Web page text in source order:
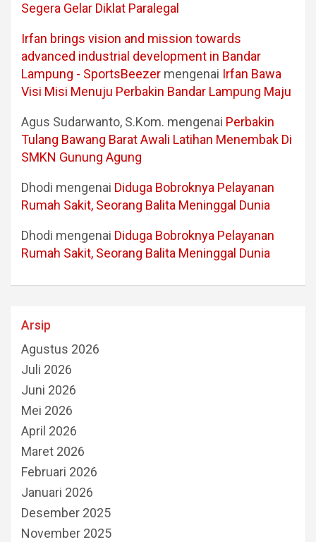
Segera Gelar Diklat Paralegal
Irfan brings vision and mission towards
advanced industrial development in Bandar
Lampung - SportsBeezer mengenai Irfan Bawa
Visi Misi Menuju Perbakin Bandar Lampung Maju
Agus Sudarwanto, S.Kom. mengenai Perbakin
Tulang Bawang Barat Awali Latihan Menembak Di
SMKN Gunung Agung
Dhodi mengenai Diduga Bobroknya Pelayanan
Rumah Sakit, Seorang Balita Meninggal Dunia
Dhodi mengenai Diduga Bobroknya Pelayanan
Rumah Sakit, Seorang Balita Meninggal Dunia
Arsip
Agustus 2026
Juli 2026
Juni 2026
Mei 2026
April 2026
Maret 2026
Februari 2026
Januari 2026
Desember 2025
November 2025